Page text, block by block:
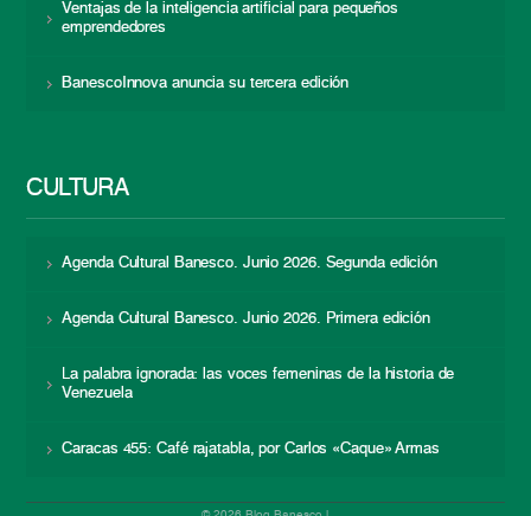
Ventajas de la inteligencia artificial para pequeños
emprendedores
BanescoInnova anuncia su tercera edición
CULTURA
Agenda Cultural Banesco. Junio 2026. Segunda edición
Agenda Cultural Banesco. Junio 2026. Primera edición
La palabra ignorada: las voces femeninas de la historia de
Venezuela
Caracas 455: Café rajatabla, por Carlos «Caque» Armas